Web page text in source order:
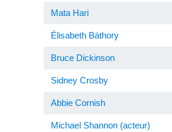
Mata Hari
Élisabeth Báthory
Bruce Dickinson
Sidney Crosby
Abbie Cornish
Michael Shannon (acteur)